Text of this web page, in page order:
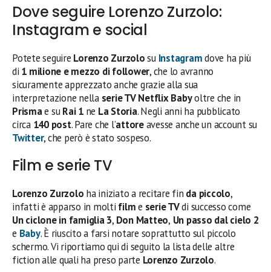
Dove seguire Lorenzo Zurzolo:
Instagram e social
Potete seguire Lorenzo Zurzolosu Instagramdove ha più
di 1 milione e mezzo di follower, che lo avranno
sicuramente apprezzato anche grazie alla sua
interpretazione nella serie TV Netflix Babyoltre che in
Prismae suRai 1ne La Storia. Negli anni ha pubblicato
circa 140 post. Pare che l’attoreavesse anche un account su
Twitter, che però è stato sospeso.
Film e serie TV
Lorenzo Zurzolo ha iniziato a recitare fin da piccolo,
infatti è apparso in molti filme serie TVdi successo come
Un ciclone in famiglia 3, Don Matteo, Un passo dal cielo 2
e Baby. È riuscito a farsi notare soprattutto sul piccolo
schermo. Vi riportiamo qui di seguito la lista delle altre
fiction alle quali ha preso parte Lorenzo Zurzolo.